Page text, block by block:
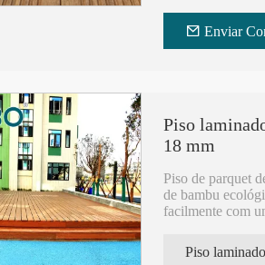
para construção
Enviar
Piso
18 mm
Piso de parquet
de bambu
facilmente com
Piso de gazebo
é feito de fibras
Piso